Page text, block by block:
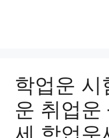
학업운 시
운 취업운